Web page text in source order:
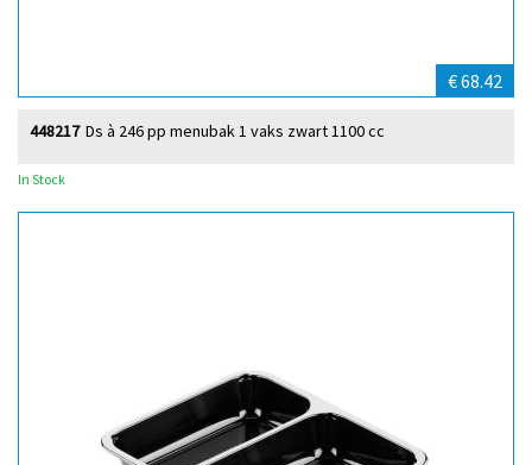
€ 68.42
Ds à 246 pp menubak 1 vaks zwart 1100 cc
448217
In Stock